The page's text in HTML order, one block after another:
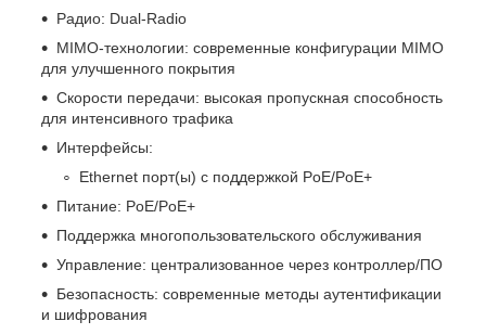
Радио: Dual‑Radio
MIMO‑технологии: современные конфигурации MIMO
для улучшенного покрытия
Скорости передачи: высокая пропускная способность
для интенсивного трафика
Интерфейсы:
Ethernet порт(ы) с поддержкой PoE/PoE+
Питание: PoE/PoE+
Поддержка многопользовательского обслуживания
Управление: централизованное через контроллер/ПО
Безопасность: современные методы аутентификации
и шифрования